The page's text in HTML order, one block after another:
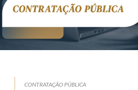
CONTRATAÇÃO PÚBLICA